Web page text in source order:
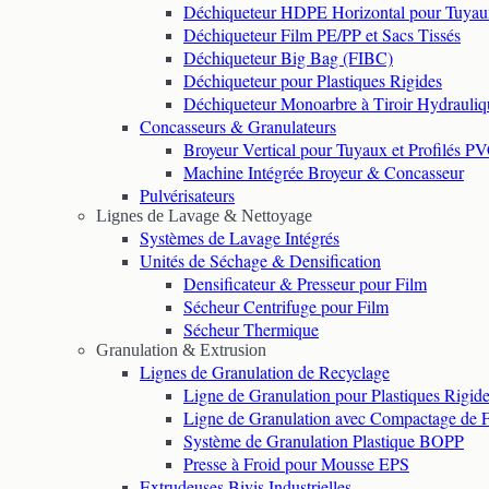
Déchiqueteur HDPE Horizontal pour
Déchiqueteur Film PE/PP et Sacs Tissés
Déchiqueteur Big Bag (FIBC)
Déchiqueteur pour Plastiques Rigides
Déchiqueteur Monoarbre à Tiroir
Concasseurs & Granulateurs
Broyeur Vertical pour Tuyaux et Profilés
Machine Intégrée Broyeur & Concasseur
Pulvérisateurs
Lignes de Lavage & Nettoyage
Systèmes de Lavage Intégrés
Unités de Séchage & Densification
Densificateur & Presseur pour Film
Sécheur Centrifuge pour Film
Sécheur Thermique
Granulation & Extrusion
Lignes de Granulation de Recyclage
Ligne de Granulation pour Plastiques
Ligne de Granulation avec Compactage de
Système de Granulation Plastique BOPP
Presse à Froid pour Mousse EPS